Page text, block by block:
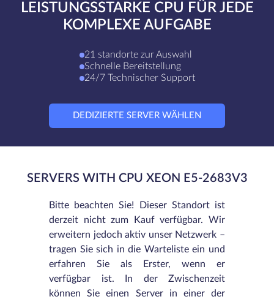
LEISTUNGSSTARKE CPU FÜR JEDE
KOMPLEXE AUFGABE
21 standorte zur Auswahl
Schnelle Bereitstellung
24/7 Technischer Support
DEDIZIERTE SERVER WÄHLEN
SERVERS WITH CPU XEON E5-2683V3
Bitte beachten Sie! Dieser Standort ist
derzeit nicht zum Kauf verfügbar. Wir
erweitern jedoch aktiv unser Netzwerk –
tragen Sie sich in die Warteliste ein und
erfahren Sie als Erster, wenn er
verfügbar ist. In der Zwischenzeit
können Sie einen Server in einer der